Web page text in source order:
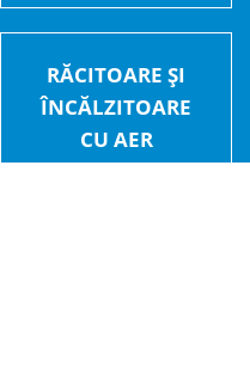
RĂCITOARE ȘI
ÎNCĂLZITOARE
CU AER